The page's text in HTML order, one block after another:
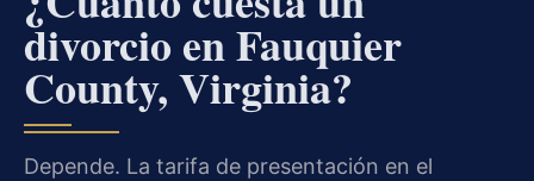
divorcio en Fauquier
County, Virginia?
Depende. La tarifa de presentación en el